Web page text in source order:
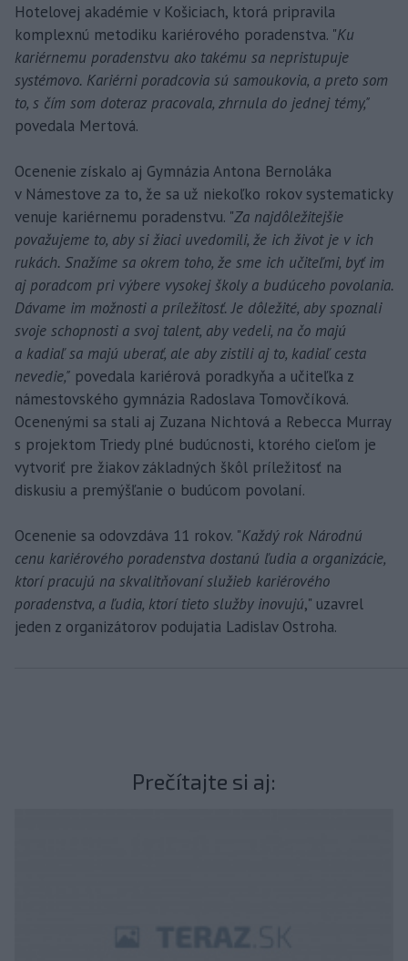
Hotelovej akadémie v Košiciach, ktorá pripravila
komplexnú metodiku kariérového poradenstva. "Ku
kariérnemu poradenstvu ako takému sa nepristupuje
systémovo. Kariérni poradcovia sú samoukovia, a preto som
to, s čím som doteraz pracovala, zhrnula do jednej témy,"
povedala Mertová.
Ocenenie získalo aj Gymnázia Antona Bernoláka
v Námestove za to, že sa už niekoľko rokov systematicky
venuje kariérnemu poradenstvu. "Za najdôležitejšie
považujeme to, aby si žiaci uvedomili, že ich život je v ich
rukách. Snažíme sa okrem toho, že sme ich učiteľmi, byť im
aj poradcom pri výbere vysokej školy a budúceho povolania.
Dávame im možnosti a príležitosť. Je dôležité, aby spoznali
svoje schopnosti a svoj talent, aby vedeli, na čo majú
a kadiaľ sa majú uberať, ale aby zistili aj to, kadiaľ cesta
nevedie," povedala kariérová poradkyňa a učiteľka z
námestovského gymnázia Radoslava Tomovčíková.
Ocenenými sa stali aj Zuzana Nichtová a Rebecca Murray
s projektom Triedy plné budúcnosti, ktorého cieľom je
vytvoriť pre žiakov základných škôl príležitosť na
diskusiu a premýšľanie o budúcom povolaní.
Ocenenie sa odovzdáva 11 rokov. "Každý rok Národnú
cenu kariérového poradenstva dostanú ľudia a organizácie,
ktorí pracujú na skvalitňovaní služieb kariérového
poradenstva, a ľudia, ktorí tieto služby inovujú," uzavrel
jeden z organizátorov podujatia Ladislav Ostroha.
Prečítajte si aj: